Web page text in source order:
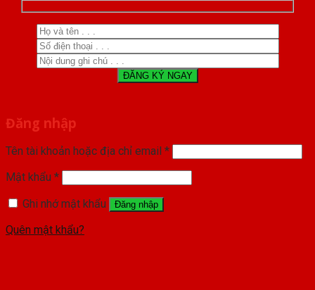
Đăng nhập
Tên tài khoản hoặc địa chỉ email *
Mật khẩu *
Ghi nhớ mật khẩu
Đăng nhập
Quên mật khẩu?